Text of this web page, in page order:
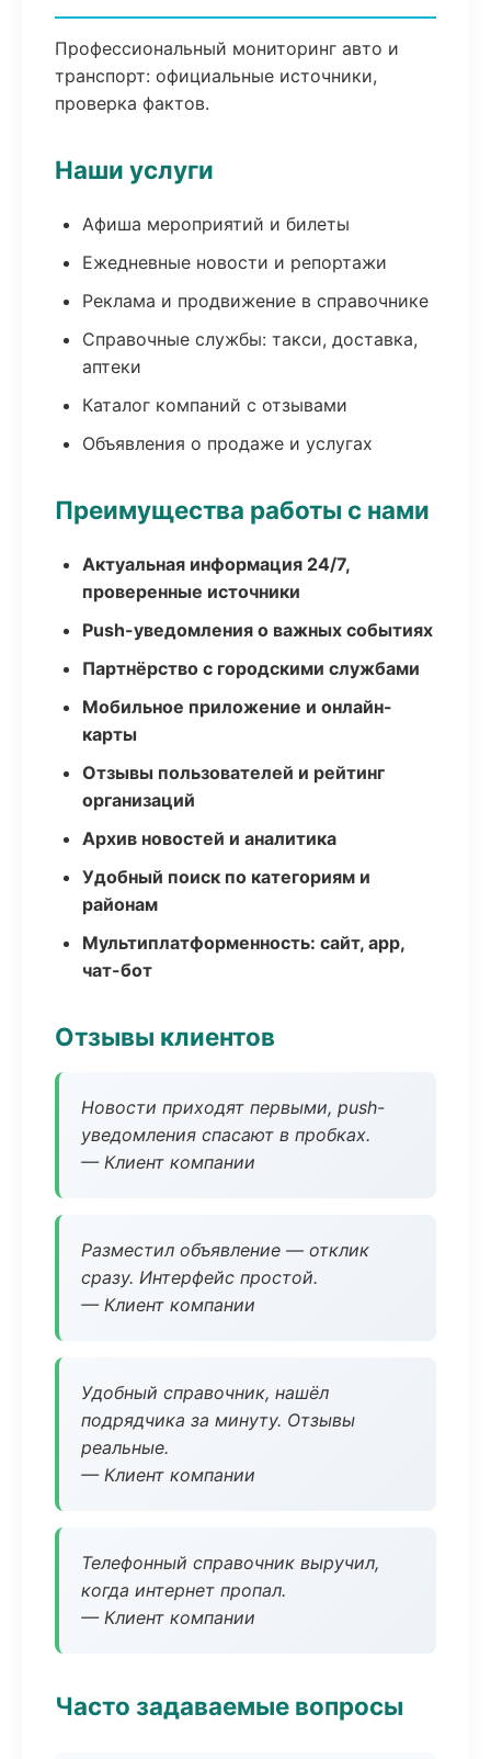
Профессиональный мониторинг авто и
транспорт: официальные источники,
проверка фактов.
Наши услуги
Афиша мероприятий и билеты
Ежедневные новости и репортажи
Реклама и продвижение в справочнике
Справочные службы: такси, доставка,
аптеки
Каталог компаний с отзывами
Объявления о продаже и услугах
Преимущества работы с нами
Актуальная информация 24/7,
проверенные источники
Push-уведомления о важных событиях
Партнёрство с городскими службами
Мобильное приложение и онлайн-
карты
Отзывы пользователей и рейтинг
организаций
Архив новостей и аналитика
Удобный поиск по категориям и
районам
Мультиплатформенность: сайт, app,
чат-бот
Отзывы клиентов
Новости приходят первыми, push-
уведомления спасают в пробках.
— Клиент компании
Разместил объявление — отклик
сразу. Интерфейс простой.
— Клиент компании
Удобный справочник, нашёл
подрядчика за минуту. Отзывы
реальные.
— Клиент компании
Телефонный справочник выручил,
когда интернет пропал.
— Клиент компании
Часто задаваемые вопросы